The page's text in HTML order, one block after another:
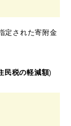
定された寄附金
民税の軽減額)